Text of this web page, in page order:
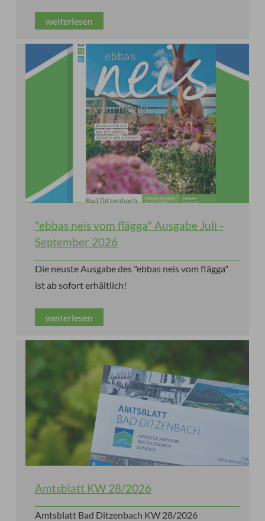
Menge guter Laune und Sonnenschein.
weiterlesen
"ebbas neis vom flägga" Ausgabe Juli -
September 2026
Die neuste Ausgabe des "ebbas neis vom flägga"
ist ab sofort erhältlich!
weiterlesen
Amtsblatt KW 28/2026
Amtsblatt Bad Ditzenbach KW 28/2026